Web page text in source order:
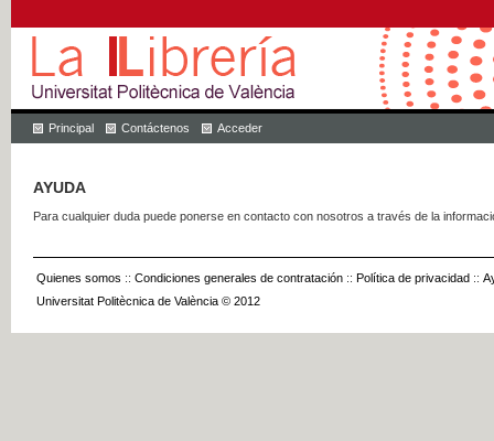
Principal Contáctenos Acceder
AYUDA
Para cualquier duda puede ponerse en contacto con nosotros a través de la
Quienes somos :: Condiciones generales de contratación :: Política de privacidad ::
Universitat Politècnica de València © 2012